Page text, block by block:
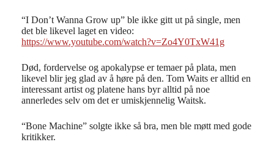
“I Don’t Wanna Grow up” ble ikke gitt ut på single, men
det ble likevel laget en video:
https://www.youtube.com/watch?v=Zo4Y0TxW41g
Død, fordervelse og apokalypse er temaer på plata, men
likevel blir jeg glad av å høre på den. Tom Waits er alltid en
interessant artist og platene hans byr alltid på noe
annerledes selv om det er umiskjennelig Waitsk.
“Bone Machine” solgte ikke så bra, men ble møtt med gode
kritikker.